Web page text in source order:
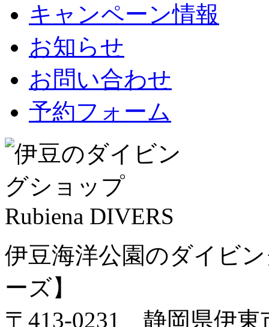
キャンペーン情報
お知らせ
お問い合わせ
予約フォーム
伊豆海洋公園のダイビ
ーズ】
〒413-0231 静岡県伊東